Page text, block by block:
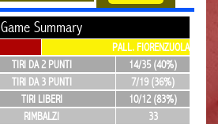
Game Summary
PALL. FIORENZUOLA
TIRI DA 2 PUNTI
14/35 (40%)
TIRI DA 3 PUNTI
7/19 (36%)
TIRI LIBERI
10/12 (83%)
RIMBALZI
33